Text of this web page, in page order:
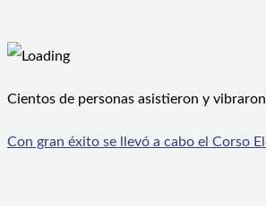
Cientos de personas asistieron y
Con gran éxito se llevó a cabo el Corso